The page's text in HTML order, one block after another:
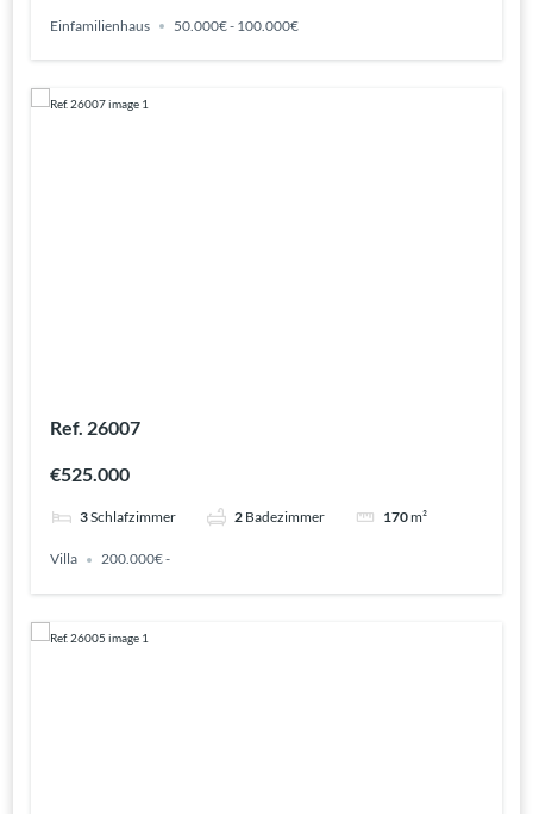
Einfamilienhaus 50.000€ - 100.000€
Ref. 26007
€525.000
3Schlafzimmer 2 Badezimmer 170m²
Villa 200.000€ -